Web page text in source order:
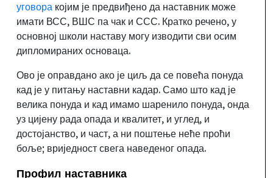
уговора којим је предвиђено да наставник може
имати ВСС, ВШС па чак и ССС. Кратко речено, у
основној школи наставу могу изводити сви осим
дипломираних основаца.
Ово је оправдано ако је циљ да се повећа понуда
кад је у питању наставни кадар. Само што кад је
велика понуда и кад имамо шаренило понуда, онда
уз цијену рада опада и квалитет, и углед, и
достојанство, и част, а ни поштење неће проћи
боље; вриједност свега наведеног опада.
Профил наставника